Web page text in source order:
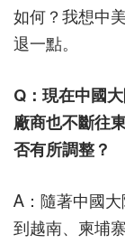
如何？我想中
退一點。
Q：現在中國
廠商也不斷往
否有所調整？
A：隨著中國
到越南、柬埔